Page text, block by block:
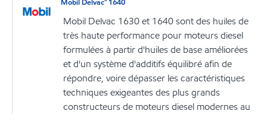
Mobil Delvac™ 1640
Mobil Delvac 1630 et 1640 sont des huiles de
très haute performance pour moteurs diesel
formulées à partir d'huiles de base améliorées
et d'un système d'additifs équilibré afin de
répondre, voire dépasser les caractéristiques
techniques exigeantes des plus grands
constructeurs de moteurs diesel modernes au